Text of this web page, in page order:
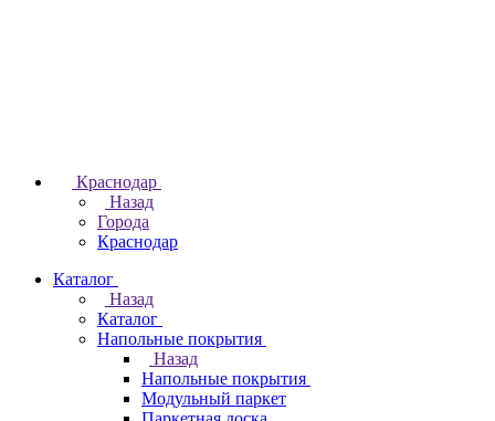
Краснодар
Назад
Города
Краснодар
Каталог
Назад
Каталог
Напольные покрытия
Назад
Напольные покрытия
Модульный паркет